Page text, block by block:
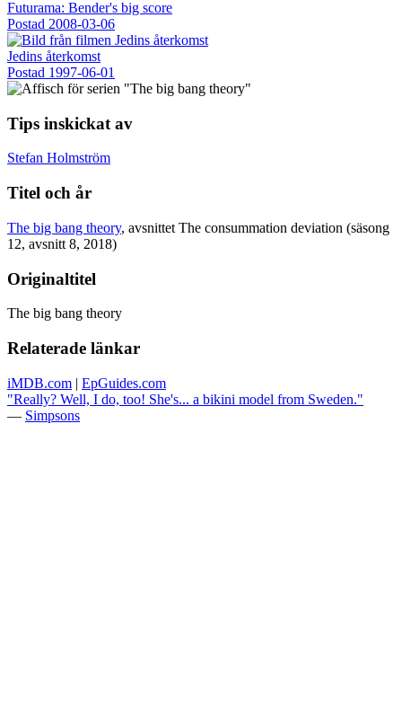
Futurama: Bender's big score
Postad 2008-03-06
Jedins återkomst
Postad 1997-06-01
Tips inskickat av
Stefan Holmström
Titel och år
The big bang theory, avsnittet The consummation deviation (säsong
12, avsnitt 8, 2018)
Originaltitel
The big bang theory
Relaterade länkar
iMDB.com | EpGuides.com
"Really? Well, I do, too! She's... a bikini model from Sweden."
— Simpsons